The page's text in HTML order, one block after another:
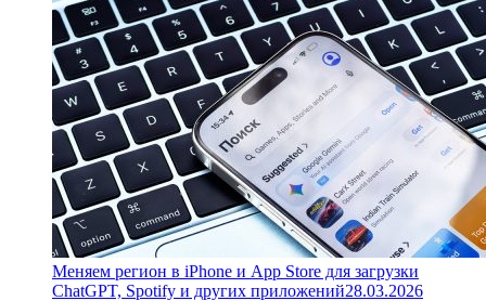
Меняем регион в iPhone и App Store для загрузки
ChatGPT, Spotify и других приложений28.03.2026